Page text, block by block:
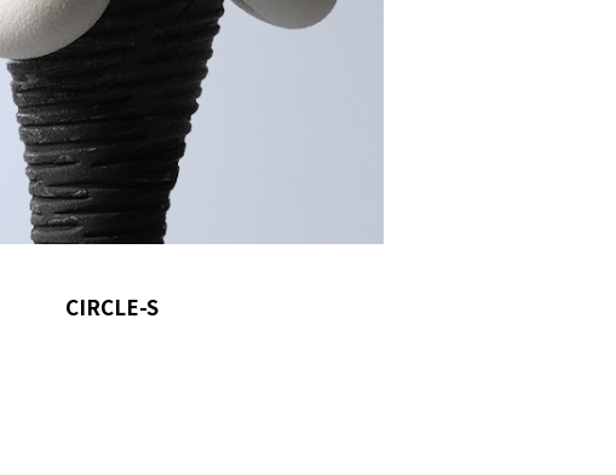
CIRCLE-S